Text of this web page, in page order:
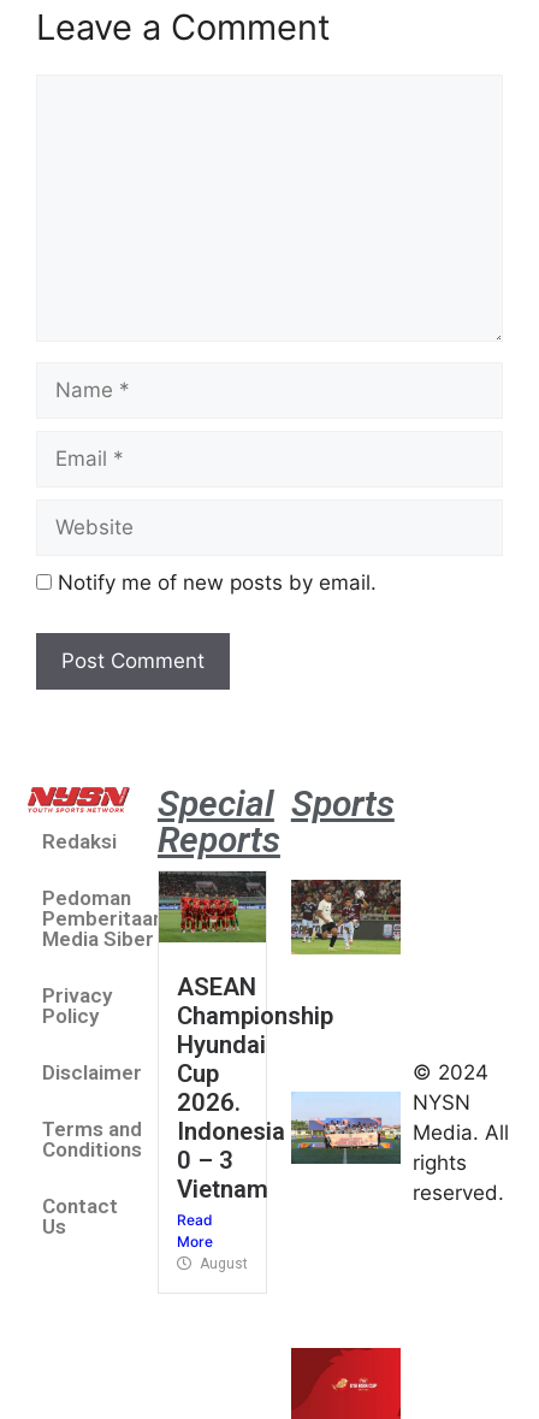
Leave a Comment
Notify me of new posts by email.
Redaksi
Pedoman
Pemberitaan
Media Siber
Privacy
Policy
Disclaimer
Terms and
Conditions
Contact
Us
Special
Reports
ASEAN
Championship
Hyundai
Cup
2026.
Indonesia
0 – 3
Vietnam
Read
More
August 4, 2026
Sports
umum
Kejurnas
Panahan
Junior di
Kudus
© 2024
NYSN
Media. All
rights
reserved.